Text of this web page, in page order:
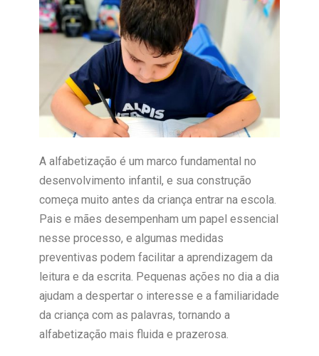
A alfabetização é um marco fundamental no
desenvolvimento infantil, e sua construção
começa muito antes da criança entrar na escola.
Pais e mães desempenham um papel essencial
nesse processo, e algumas medidas
preventivas podem facilitar a aprendizagem da
leitura e da escrita. Pequenas ações no dia a dia
ajudam a despertar o interesse e a familiaridade
da criança com as palavras, tornando a
alfabetização mais fluida e prazerosa.